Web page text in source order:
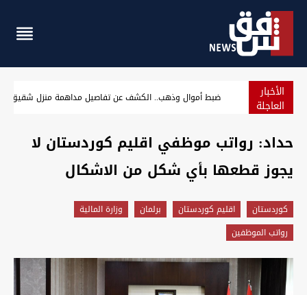
الأخبار
العاجلة بالصور.. السليمانية تتوج "ملكة جمال القطط"
حداد: رواتب موظفي اقليم كوردستان لا
يجوز قطعها بأي شكل من الاشكال
كوردستان اقليم كوردستان برلمان
وزارة المالية
رواتب الموظفين